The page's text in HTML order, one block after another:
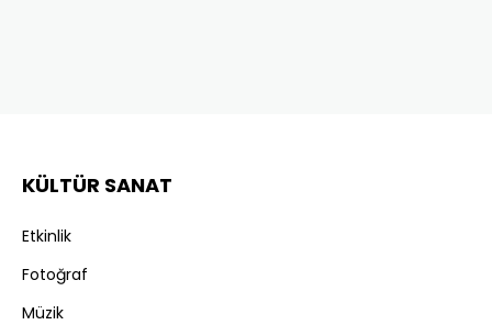
KÜLTÜR SANAT
Etkinlik
Fotoğraf
Müzik